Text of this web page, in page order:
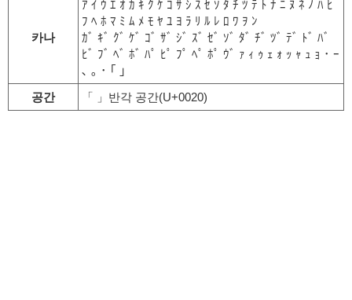
카나
ｱ ｲ ｳ ｴ ｵ ｶ ｷ ｸ ｹ ｺ ｻ ｼ ｽ ｾ ｿ ﾀ ﾁ ﾂ ﾃ ﾄ ﾅ ﾆ ﾇ ﾈ ﾉ ﾊ ﾋ
ﾌ ﾍ ﾎ ﾏ ﾐ ﾑ ﾒ ﾓ ﾔ ﾕ ﾖ ﾗ ﾘ ﾙ ﾚ ﾛ ﾜ ｦ ﾝ
ｶﾞ ｷﾞ ｸﾞ ｹﾞ ｺﾞ ｻﾞ ｼﾞ ｽﾞ ｾﾞ ｿﾞ ﾀﾞ ﾁﾞ ﾂﾞ ﾃﾞ ﾄﾞ ﾊﾞ
ﾋﾞ ﾌﾞ ﾍﾞ ﾎﾞ ﾊﾟ ﾋﾟ ﾌﾟ ﾍﾟ ﾎﾟ ｳﾞ ｧ ｨ ｩ ｪ ｫ ｯ ｬ ｭ ｮ ･ ｰ
､ ｡ ･ ｢ ｣
공간
「 」반각 공간(U+0020)